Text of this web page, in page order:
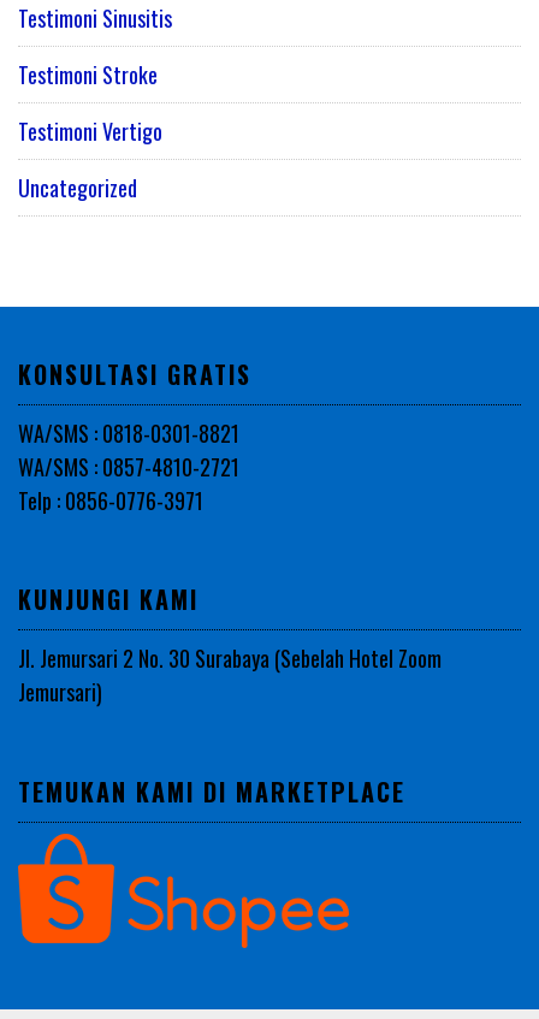
Testimoni Sinusitis
Testimoni Stroke
Testimoni Vertigo
Uncategorized
KONSULTASI GRATIS
WA/SMS : 0818-0301-8821
WA/SMS : 0857-4810-2721
Telp : 0856-0776-3971
KUNJUNGI KAMI
Jl. Jemursari 2 No. 30 Surabaya (Sebelah Hotel Zoom
Jemursari)
TEMUKAN KAMI DI MARKETPLACE